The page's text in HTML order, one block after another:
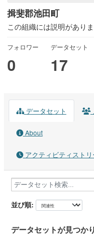
揖斐郡池田町
この組織には説明があり
フォロワー
0
データセット
17
データセット
About
アクティビティストリ
並び順
データセットが見つか